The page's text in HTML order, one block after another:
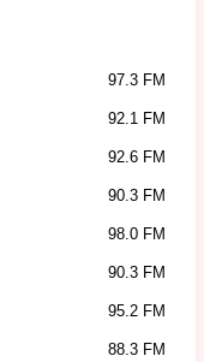
97.3 FM
92.1 FM
92.6 FM
90.3 FM
98.0 FM
90.3 FM
95.2 FM
88.3 FM